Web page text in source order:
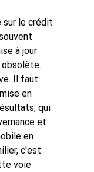
sur le crédit
à jour
Il faut
en
qui
et
en
c'est
voie